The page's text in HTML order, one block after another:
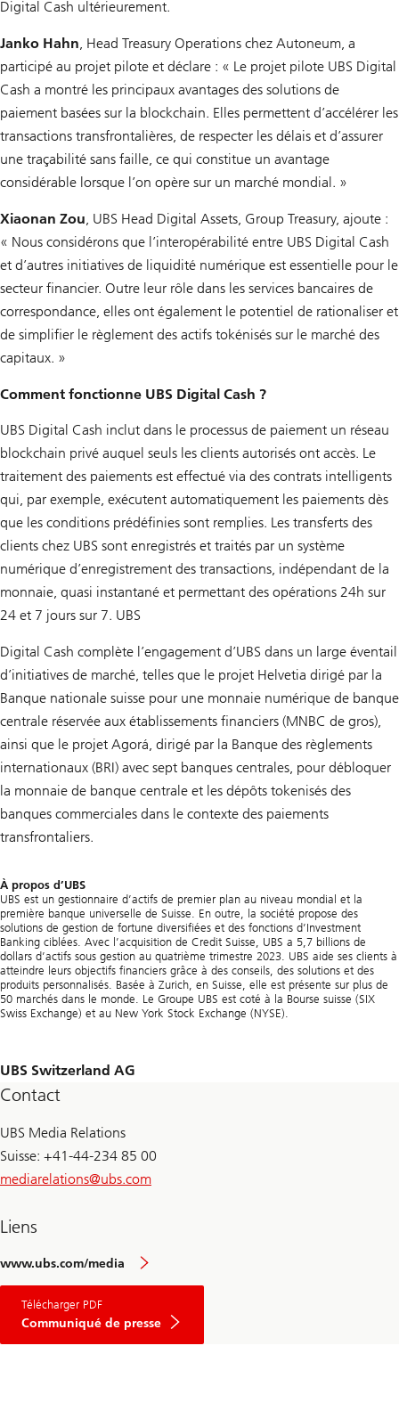
Digital Cash ultérieurement.
Janko Hahn, Head Treasury Operations chez Autoneum, a
participé au projet pilote et déclare : « Le projet pilote UBS Digital
Cash a montré les principaux avantages des solutions de
paiement basées sur la blockchain. Elles permettent d’accélérer les
transactions transfrontalières, de respecter les délais et d’assurer
une traçabilité sans faille, ce qui constitue un avantage
considérable lorsque l’on opère sur un marché mondial. »
Xiaonan Zou, UBS Head Digital Assets, Group Treasury, ajoute :
« Nous considérons que l’interopérabilité entre UBS Digital Cash
et d’autres initiatives de liquidité numérique est essentielle pour le
secteur financier. Outre leur rôle dans les services bancaires de
correspondance, elles ont également le potentiel de rationaliser et
de simplifier le règlement des actifs tokénisés sur le marché des
capitaux. »
Comment fonctionne UBS Digital Cash ?
UBS Digital Cash inclut dans le processus de paiement un réseau
blockchain privé auquel seuls les clients autorisés ont accès. Le
traitement des paiements est effectué via des contrats intelligents
qui, par exemple, exécutent automatiquement les paiements dès
que les conditions prédéfinies sont remplies. Les transferts des
clients chez UBS sont enregistrés et traités par un système
numérique d’enregistrement des transactions, indépendant de la
monnaie, quasi instantané et permettant des opérations 24h sur
24 et 7 jours sur 7. UBS
Digital Cash complète l’engagement d’UBS dans un large éventail
d’initiatives de marché, telles que le projet Helvetia dirigé par la
Banque nationale suisse pour une monnaie numérique de banque
centrale réservée aux établissements financiers (MNBC de gros),
ainsi que le projet Agorá, dirigé par la Banque des règlements
internationaux (BRI) avec sept banques centrales, pour débloquer
la monnaie de banque centrale et les dépôts tokenisés des
banques commerciales dans le contexte des paiements
transfrontaliers.
À propos d’UBS
UBS est un gestionnaire d’actifs de premier plan au niveau mondial et la
première banque universelle de Suisse. En outre, la société propose des
solutions de gestion de fortune diversifiées et des fonctions d’Investment
Banking ciblées. Avec l’acquisition de Credit Suisse, UBS a 5,7 billions de
dollars d’actifs sous gestion au quatrième trimestre 2023. UBS aide ses clients à
atteindre leurs objectifs financiers grâce à des conseils, des solutions et des
produits personnalisés. Basée à Zurich, en Suisse, elle est présente sur plus de
50 marchés dans le monde. Le Groupe UBS est coté à la Bourse suisse (SIX
Swiss Exchange) et au New York Stock Exchange (NYSE).
UBS Switzerland AG
Contact
UBS Media Relations
Suisse: +41-44-234 85 00
mediarelations@ubs.com
Liens
www.ubs.com/media
Télécharger PDF
Communiqué de presse